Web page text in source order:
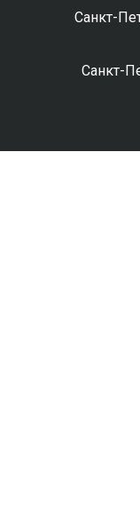
Санкт-
Санкт-